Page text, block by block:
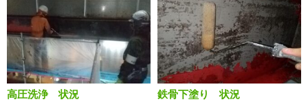
高圧洗浄 状況 鉄骨下塗り 状況